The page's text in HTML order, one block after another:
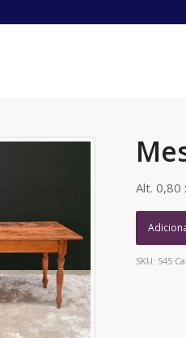
Alt. 0,80
SKU: 545